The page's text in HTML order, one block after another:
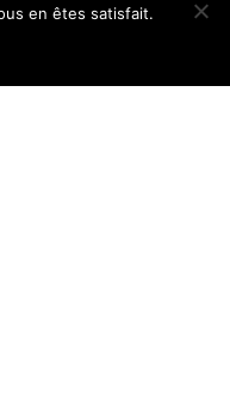
en êtes satisfait.